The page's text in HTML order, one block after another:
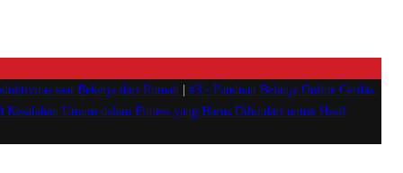
saat Bekerja dari Rumah #3 - Panduan Belanja Online Cerdas:
Kesalahan Umum dalam Fitness yang Harus Dihindari untuk Hasil